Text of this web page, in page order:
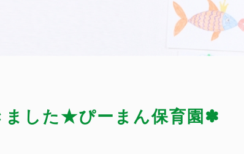
ました★ぴーまん保育園✽